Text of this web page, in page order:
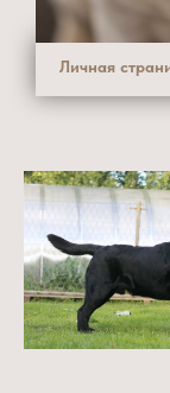
eeBB — желтый, не
Личная